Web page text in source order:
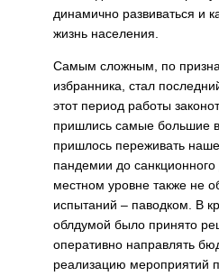
динамично развиваться и
жизнь населения.
Самым сложным, по
избранника, стал
этот период работы
пришлись самые большие
пришлось переживать
пандемии до
местном уровне также не
испытаний – паводком. В
облдумой было принято
оперативно направлять
реализацию мероприятий